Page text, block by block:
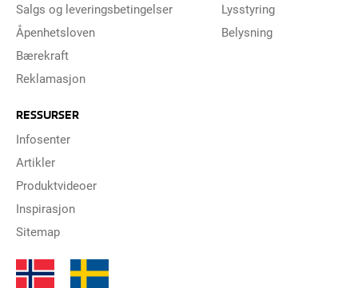
Salgs og leveringsbetingelser
Åpenhetsloven
Bærekraft
Reklamasjon
Lysstyring
Belysning
RESSURSER
Infosenter
Artikler
Produktvideoer
Inspirasjon
Sitemap